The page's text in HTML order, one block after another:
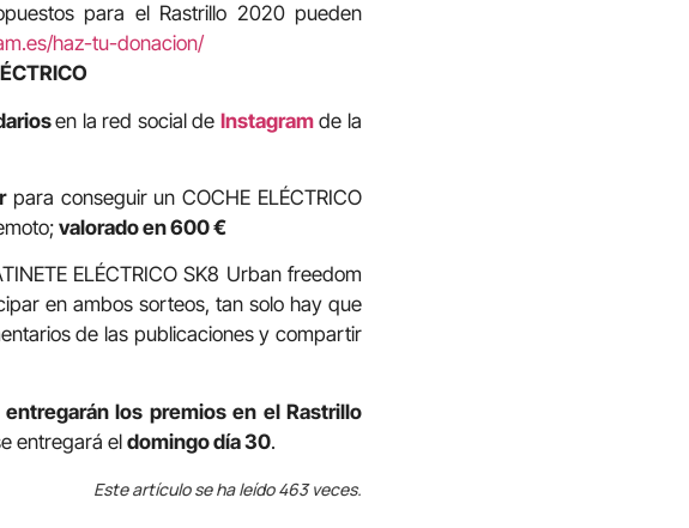
para el Rastrillo 2020 pueden
haz-tu-donacion/
en la red social de Instagramde la
para conseguir un COCHE ELÉCTRICO
valorado en 600 €
ELÉCTRICO SK8 Urban freedom
en ambos sorteos, tan solo hay que
de las publicaciones y compartir
entregarán los premios en el Rastrillo
entregará eldomingo día 30.
Este artículo se ha leído 463 veces.